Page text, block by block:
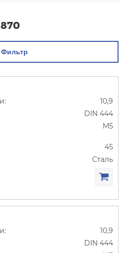
870
Фильтр
10,9
DIN 444
М5
45
Сталь
10,9
DIN 444